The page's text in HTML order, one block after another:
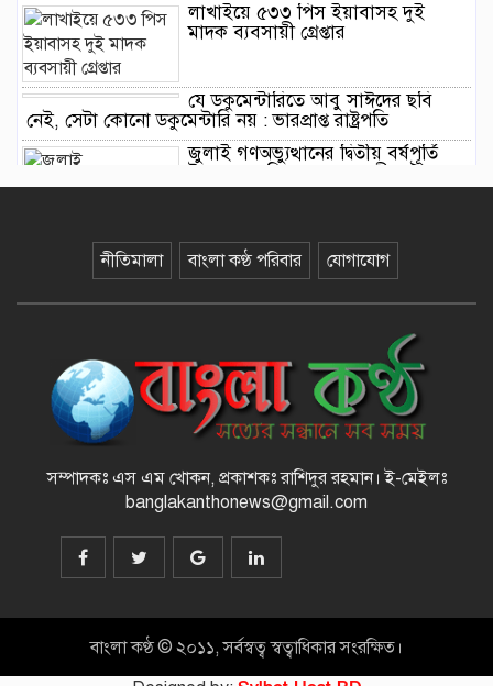
লাখাইয়ে ৫৩৩ পিস ইয়াবাসহ দুই
মাদক ব্যবসায়ী গ্রেপ্তার
যে ডকুমেন্টারিতে আবু সাঈদের ছবি
নেই, সেটা কোনো ডকুমেন্টারি নয় : ভারপ্রাপ্ত রাষ্ট্রপতি
জুলাই গণঅভ্যুত্থানের দ্বিতীয় বর্ষপূর্তি
গণমিছিল ও সমাবেশ
বানিয়াচংয়ে জাতীয় পল্লী উন্নয়ন দিবস
পালিত
১২ কেজি এলপিজি সিলিন্ডারে দাম কমল
নীতিমালা বাংলা কণ্ঠ পরিবার যোগাযোগ
সম্পাদকঃ এস এম খোকন, প্রকাশকঃ রাশিদুর রহমান। ই-মেইলঃ
banglakanthonews@gmail.com
বাংলা কণ্ঠ © ২০১১, সর্বস্বত্ব স্বত্বাধিকার সংরক্ষিত।